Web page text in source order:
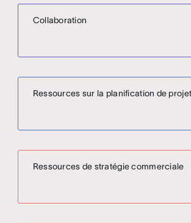
Collaboration
Ressources sur la planification de projet
Ressources de stratégie commerciale